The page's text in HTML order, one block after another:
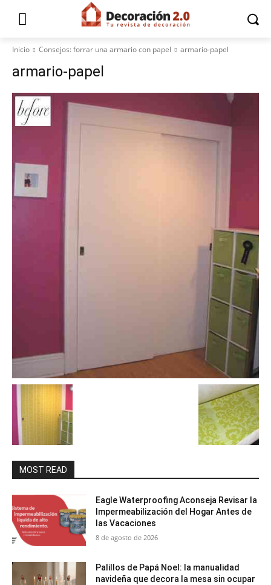
Inicio Consejos: forrar una armario con papel armario-papel
armario-papel
MOST READ
Eagle Waterproofing Aconseja Revisar la
Impermeabilización del Hogar Antes de
las Vacaciones
8 de agosto de 2026
Palillos de Papá Noel: la manualidad
navideña que decora la mesa sin ocupar